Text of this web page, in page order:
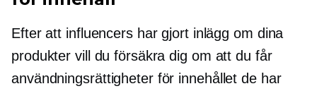
Efter att influencers har gjort inlägg om dina
produkter vill du försäkra dig om att du får
användningsrättigheter för innehållet de har